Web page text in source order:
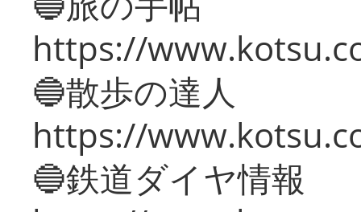
https://
🔵散歩の達人
https://
🔵鉄道ダイヤ情報